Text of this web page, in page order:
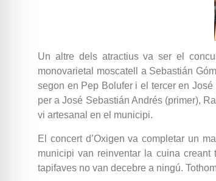
Un altre dels atractius va ser el
monovarietal moscatell a Sebastián
segon en Pep Bolufer i el tercer en
per a José Sebastián Andrés (primer),
vi artesanal en el municipi.
El concert d’Oxigen va completar un
municipi van reinventar la cuina
tapifaves no van decebre a ningú.